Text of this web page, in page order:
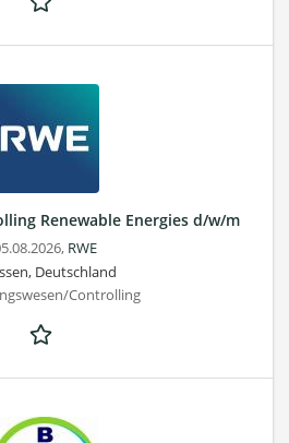
Renewable Energies d/w/m
RWE
Deutschland
Controlling